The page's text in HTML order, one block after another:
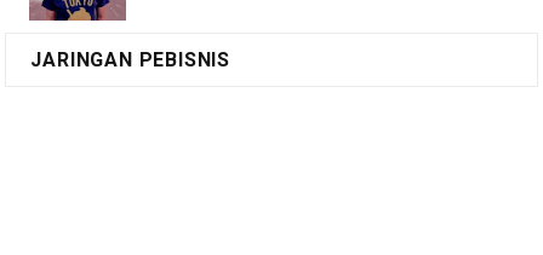
JARINGAN PEBISNIS